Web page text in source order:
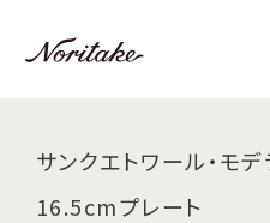
サンクエトワール・モ
16.5cmプレート